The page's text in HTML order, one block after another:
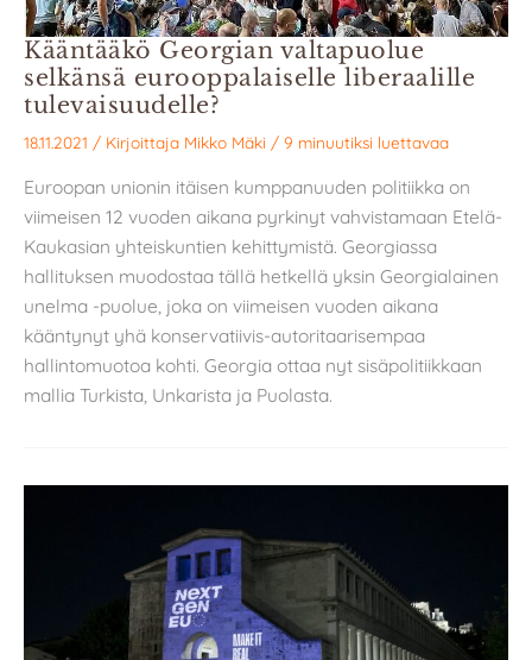
Kääntääkö Georgian valtapuolue
selkänsä eurooppalaiselle liberaalille
tulevaisuudelle?
18.11.2021 / Kirjoittaja Mikko Mäki / 9 minuutiksi luettavaa
Euroopan unionin itäisen kumppanuuden politiikka on
viimeisen 12 vuoden aikana pyrkinyt vahvistamaan Etelä-
Kaukasian yhteiskuntien kehittymistä. Georgiassa
hallituksen muodostaa tällä hetkellä yksin Georgialainen
unelma -puolue, joka on viimeisen vuoden aikana
kääntynyt yhä konservatiivis-autoritaarisempaa
hallintomuotoa kohti. Georgia ottaa nyt sisäpolitiikkaan
mallia Turkista, Unkarista ja Puolasta.